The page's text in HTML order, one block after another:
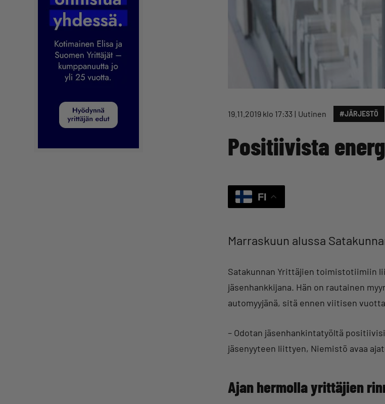
19.11.2019 klo 17:33 Uutinen #JÄRJESTÖ
Positiivista
FI
Marraskuun alussa
Satakunnan Yrittäjien toimistotiimiin
jäsenhankkijana. Hän on rautainen
automyyjänä, sitä ennen viitisen
– Odotan jäsenhankintatyöltä
jäsenyyteen liittyen, Niemistö avaa
Ajan hermolla yrittäjien